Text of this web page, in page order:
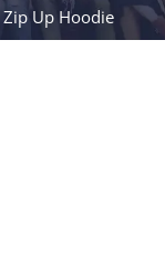
Zip Up Hoodie